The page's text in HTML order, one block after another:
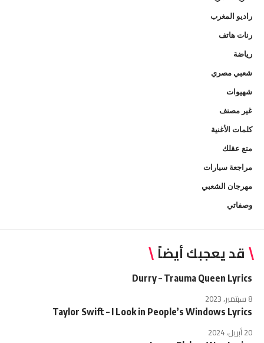
راديو المغرب
رنات هاتف
رياضة
شعبي مصري
شهيوات
غير مصنف
كلمات الأغنية
متع عقلك
مراجعة سيارات
مهرجان الشعبي
وصفاتي
قد يعجبك أيضاً
Durry – Trauma Queen Lyrics
8 سبتمبر، 2023
Taylor Swift – I Look in People’s Windows Lyrics
20 أبريل، 2024